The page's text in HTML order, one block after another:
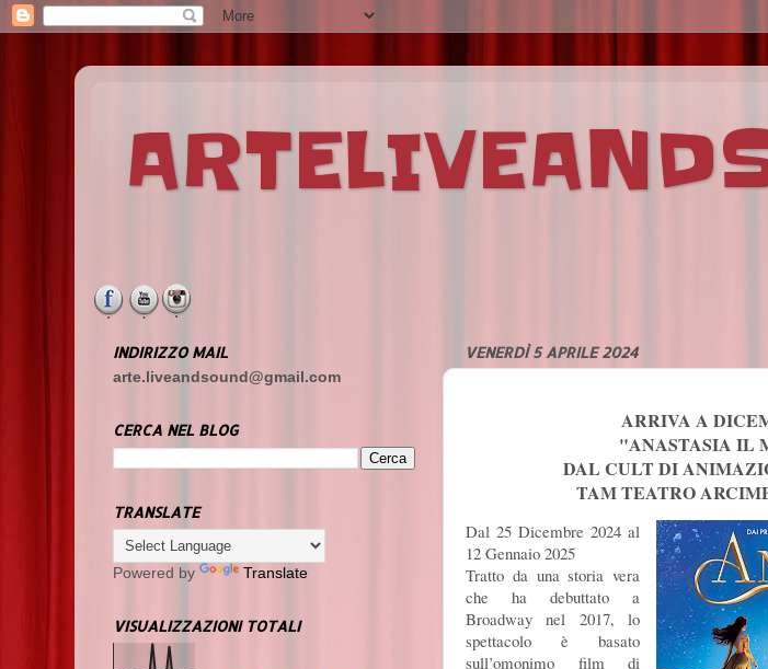
VENERDÌ 5 APRILE 2024
ARRIVA A
"ANASTASIA IL
DAL CULT DI
TAM TEATRO
Dal 25 Dicembre 2024 al
12 Gennaio 2025
Tratto da una storia vera
che ha debuttato a
Broadway nel 2017, lo
spettacolo è basato
sull’omonimo film di
INDIRIZZO MAIL
arte.liveandsound@gmail.com
CERCA NEL BLOG
TRANSLATE
Powered by Translate
VISUALIZZAZIONI TOTALI